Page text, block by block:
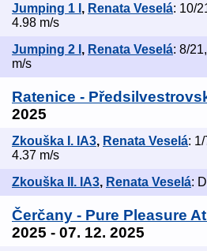
Jumping 1 I , Renata Veselá: 10/
4.98 m/s
Jumping 2 I , Renata Veselá: 8/
m/s
Ratenice -
2025
Zkouška I. IA3, Renata Veselá:
4.37 m/s
Zkouška II. IA3, Renata Veselá:
Čerčany - Pure Pleasure
2025 - 07. 12. 2025